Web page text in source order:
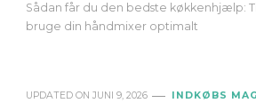
Sådan får du den bedste køkkenhjælp:
bruge din håndmixer optimalt
UPDATED ON JUNI 9, 2026 INDKØBS